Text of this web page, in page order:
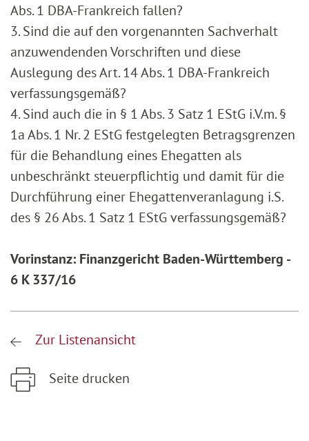
Abs. 1 DBA-Frankreich fallen?
3. Sind die auf den vorgenannten Sachverhalt
anzuwendenden Vorschriften und diese
Auslegung des Art. 14 Abs. 1 DBA-Frankreich
verfassungsgemäß?
4. Sind auch die in § 1 Abs. 3 Satz 1 EStG i.V.m. §
1a Abs. 1 Nr. 2 EStG festgelegten Betragsgrenzen
für die Behandlung eines Ehegatten als
unbeschränkt steuerpflichtig und damit für die
Durchführung einer Ehegattenveranlagung i.S.
des § 26 Abs. 1 Satz 1 EStG verfassungsgemäß?
Vorinstanz: Finanzgericht Baden-Württemberg -
6 K 337/16
Zur Listenansicht
Seite drucken